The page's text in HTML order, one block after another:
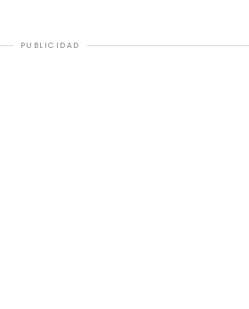
PUBLICIDAD